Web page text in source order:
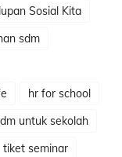
Sosial Kita
sdm
hr for school
untuk sekolah
tiket seminar